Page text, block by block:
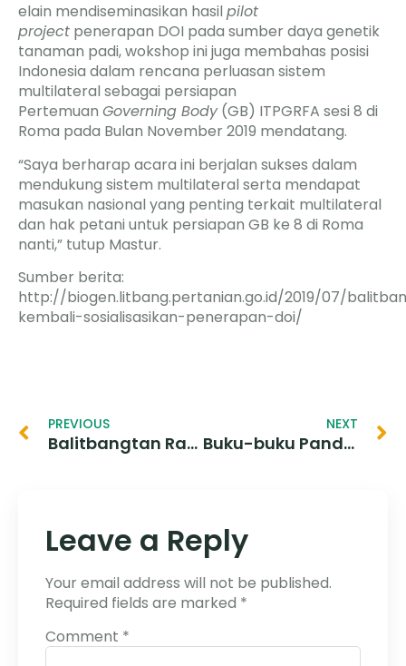
elain mendiseminasikan hasil pilot
project penerapan DOI pada sumber daya genetik
tanaman padi, wokshop ini juga membahas posisi
Indonesia dalam rencana perluasan sistem
multilateral sebagai persiapan
Pertemuan Governing Body(GB) ITPGRFA sesi 8 di
Roma pada Bulan November 2019 mendatang.
“Saya berharap acara ini berjalan sukses dalam
mendukung sistem multilateral serta mendapat
masukan nasional yang penting terkait multilateral
dan hak petani untuk persiapan GB ke 8 di Roma
nanti,” tutup Mastur.
Sumber berita:
http://biogen.litbang.pertanian.go.id/2019/07/
kembali-sosialisasikan-penerapan-doi/
PREVIOUS
Balitbangtan Rakit Calon Varietas Padi Gogo, Ini Kelebihannya
NEXT
Buku-buku Panduan Identifikasi Jenis Satwa Liar Dilindungi
Leave a Reply
Your email address will not be published.
Required fields are marked *
Comment *